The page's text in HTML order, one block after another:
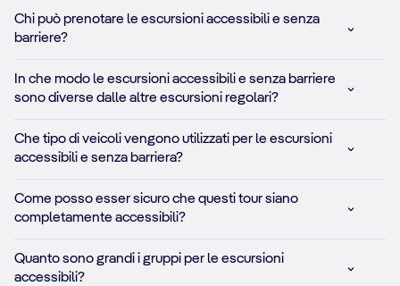
Chi può prenotare le escursioni accessibili e senza
barriere?
In che modo le escursioni accessibili e senza barriere
sono diverse dalle altre escursioni regolari?
Che tipo di veicoli vengono utilizzati per le escursioni
accessibili e senza barriera?
Come posso esser sicuro che questi tour siano
completamente accessibili?
Quanto sono grandi i gruppi per le escursioni
accessibili?